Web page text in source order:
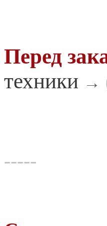
Перед
техники →
-----